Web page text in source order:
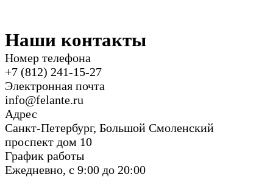
Наши контакты
Номер телефона
+7 (812) 241-15-27
Электронная почта
info@felante.ru
Адрес
Санкт-Петербург, Большой Смоленский
проспект дом 10
График работы
Ежедневно, с 9:00 до 20:00